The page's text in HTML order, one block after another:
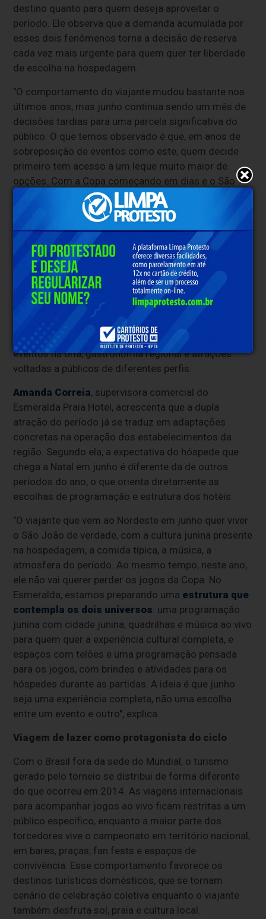
destino quanto para quem deseja aproveitar o
período. Ele observa que a demanda acumulada por
esses dois fenômenos torna a decisão de reserva
cada vez mais urgente para quem quer ter liberdade
de escolha na hospedagem.
"O comportamento do viajante mudou bastante nos
últimos anos, mas junho continua sendo um mês de
decisões tardias para uma parcela significativa do
público. O que temos observado é que, em anos de
sobreposição de eventos como este, quem decide
primeiro tem acesso a um leque muito maior de
opções. Com a Copa começando em dias e o São
João em pleno calendário, a janela para garantir as
melhores disponibilidades está se fechando. O
destino tem capacidade para receber bem esse
volume, mas a oferta de hospedagem se estreita
rapidamente nesse tipo de período", afirma o
executivo.
O executivo também destaca que a programação
local potencializa a experiência do viajante. Natal
oferece, durante o período junino, uma
cultural
que vai além dos arraiais tradicionais, com
eventos na orla, gastronomia regional e atrações
voltadas a públicos de diferentes perfis.
Amanda Correia, supervisora comercial do
Esmeralda Praia Hotel, acrescenta que a dupla
atração do período já se traduz em adaptações
concretas na operação dos estabelecimentos da
região. Segundo ela, a expectativa do hóspede que
chega a Natal em junho é diferente da de outros
períodos do ano, o que orienta diretamente as
escolhas de programação e estrutura dos hotéis.
"O viajante que vem ao Nordeste em junho quer viver
o São João de verdade, com a cultura junina presente
na hospedagem, a comida típica, a música, a
atmosfera do período. Ao mesmo tempo, neste ano,
ele não vai querer perder os jogos da Copa. No
Esmeralda, estamos preparando uma estrutura que
contempla os dois universos: uma programação
junina com cidade junina, quadrilhas e música ao vivo
para quem quer a experiência cultural completa, e
espaços com telões e uma programação pensada
para os jogos, com brindes e atividades para os
hóspedes durante as partidas. A ideia é que junho
seja uma experiência completa, não uma escolha
entre um evento e outro", explica.
Viagem de lazer como protagonista do ciclo
Com o Brasil fora da sede do Mundial, o turismo
gerado pelo torneio se distribui de forma diferente
do que ocorreu em 2014. As viagens internacionais
para acompanhar jogos ao vivo ficam restritas a um
público específico, enquanto a maior parte dos
torcedores vive o campeonato em território nacional,
em bares, praças, fan fests e espaços de
convivência. Esse comportamento favorece os
destinos turísticos domésticos, que se tornam
cenário de celebração coletiva enquanto o viajante
também desfruta sol, praia e cultura local.